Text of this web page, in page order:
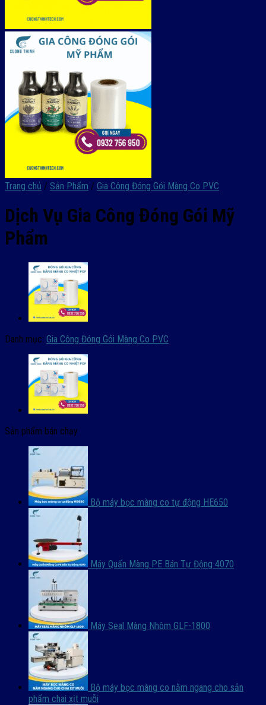
Trang chủ / Sản Phẩm / Gia Công Đóng Gói Màng Co PVC
Dịch Vụ Gia Công Đóng Gói Mỹ
Phẩm
Danh mục: Gia Công Đóng Gói Màng Co PVC
Sản phẩm bán chạy
Bộ máy bọc màng co tự động HE650
Máy Quấn Màng PE Bán Tự Động 4070
Máy Seal Màng Nhôm GLF-1800
Bộ máy bọc màng co nằm ngang cho sản
phẩm chai xịt muỗi